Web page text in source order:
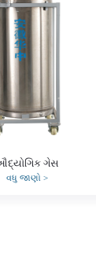
ગેસ
વધુ જાણો >